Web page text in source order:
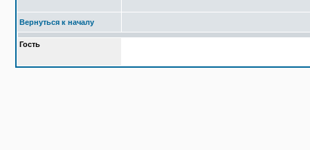
Вернуться к началу
Гость